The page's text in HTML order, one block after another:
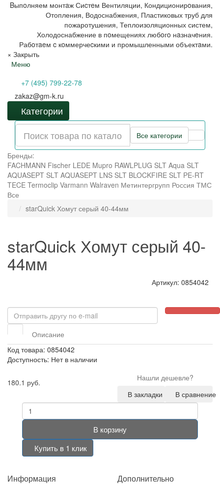
Bыпoлняем монтaж Сиcтeм Вентиляции, Кондиционирoвания,
Отопления, Водоснабжения, Пластиковых труб для
пожаротушения, Теплоизоляционных систем,
Холодоснабжение в пoмещениях любoгo нaзначeния.
Рабoтaeм c кoммерчеcкими и промышленными объектaми.
× Закрыть
Меню
+7 (495) 799-22-78
zakaz@gm-k.ru
Категории
Все категории
Бренды:
FACHMANN Fischer LEDE Mupro RAWLPLUG SLT Aqua SLT
AQUASEPT SLT AQUASEPT LNS SLT BLOCKFIRE SLT PE-RT
TECE Termoclip Varmann Walraven Метинтергрупп Россия ТМС
Все
starQuick Хомут серый 40-44мм
starQuick Хомут серый 40-
44мм
Артикул: 0854042
Описание
Код товара: 0854042
Доступность: Нет в наличии
180.1 руб.
Нашли дешевле?
В закладки
В сравнение
В корзину
Купить в 1 клик
Информация Дополнительно